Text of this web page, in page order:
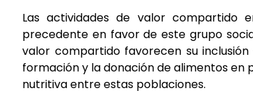
Las actividades de valor compartido
precedente en favor de este grupo
valor compartido favorecen su
formación y la donación de alimentos
nutritiva entre estas poblaciones.